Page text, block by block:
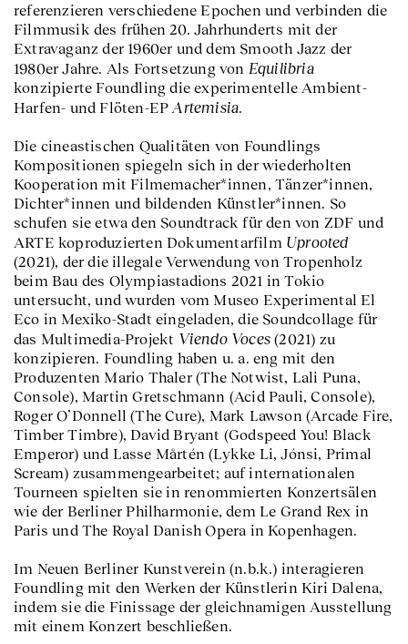
referenzieren verschiedene Epochen und verbinden die
Filmmusik des frühen 20. Jahrhunderts mit der
Extravaganz der 1960er und dem Smooth Jazz der
1980er Jahre. Als Fortsetzung von Equilibria
konzipierte Foundling die experimentelle Ambient-
Harfen- und Flöten-EP Artemisia.
Die cineastischen Qualitäten von Foundlings
Kompositionen spiegeln sich in der wiederholten
Kooperation mit Filmemacher*innen, Tänzer*innen,
Dichter*innen und bildenden Künstler*innen. So
schufen sie etwa den Soundtrack für den von ZDF und
ARTE koproduzierten Dokumentarfilm Uprooted
(2021), der die illegale Verwendung von Tropenholz
beim Bau des Olympiastadions 2021 in Tokio
untersucht, und wurden vom Museo Experimental El
Eco in Mexiko-Stadt eingeladen, die Soundcollage für
das Multimedia-Projekt Viendo Voces (2021) zu
konzipieren. Foundling haben u. a. eng mit den
Produzenten Mario Thaler (The Notwist, Lali Puna,
Console), Martin Gretschmann (Acid Pauli, Console),
Roger O’Donnell (The Cure), Mark Lawson (Arcade Fire,
Timber Timbre), David Bryant (Godspeed You! Black
Emperor) und Lasse Mårtén (Lykke Li, Jónsi, Primal
Scream) zusammengearbeitet; auf internationalen
Tourneen spielten sie in renommierten Konzertsälen
wie der Berliner Philharmonie, dem Le Grand Rex in
Paris und The Royal Danish Opera in Kopenhagen.
Im Neuen Berliner Kunstverein (n.b.k.) interagieren
Foundling mit den Werken der Künstlerin Kiri Dalena,
indem sie die Finissage der gleichnamigen Ausstellung
mit einem Konzert beschließen.